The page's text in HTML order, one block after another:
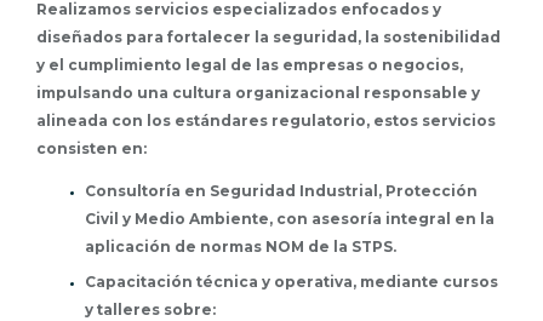
Realizamos servicios especializados enfocados y
diseñados para fortalecer la seguridad, la sostenibilidad
y el cumplimiento legal de las empresas o negocios,
impulsando una cultura organizacional responsable y
alineada con los estándares regulatorio, estos servicios
consisten en:
Consultoría en Seguridad Industrial, Protección
Civil y Medio Ambiente, con asesoría integral en la
aplicación de normas NOM de la STPS.
Capacitación técnica y operativa, mediante cursos
y talleres sobre: